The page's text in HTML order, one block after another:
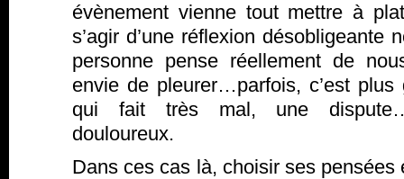
évènement vienne tout mettre à
s’agir d’une réflexion désobligeante
personne pense réellement de
envie de pleurer…parfois, c’est
qui fait très mal, une
douloureux.
Dans ces cas là, choisir ses pensées